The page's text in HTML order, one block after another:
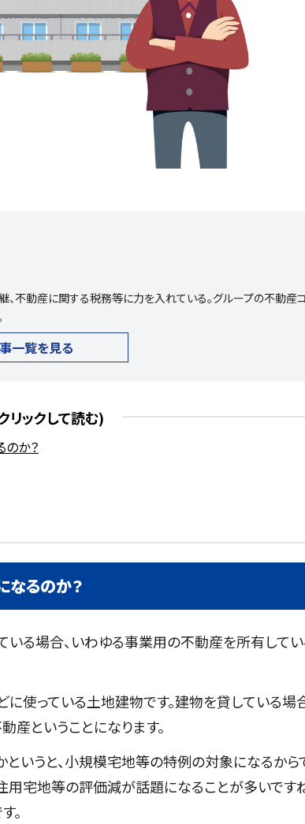
、不動産に関する税務等に力を入れている。グループの不動産
一覧を見る
か？
なるのか？
いる場合、いわゆる事業用の不動産を所有して
使っている土地建物です。建物を貸している場
ということになります。
いうと、小規模宅地等の特例の対象になるから
用宅地等の評価減が話題になることが多いです
。